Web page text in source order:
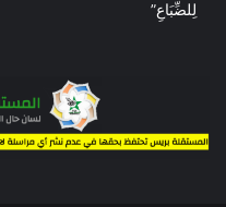
لِلضِّبَاعِ”